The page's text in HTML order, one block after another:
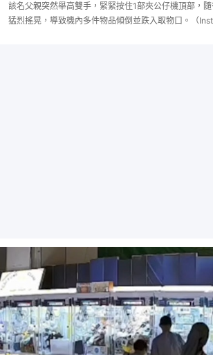
該名父親突然舉高雙手，緊緊按住1部夾公仔機頂部，
猛烈搖晃，導致機內多件物品傾倒並跌入取物口。（